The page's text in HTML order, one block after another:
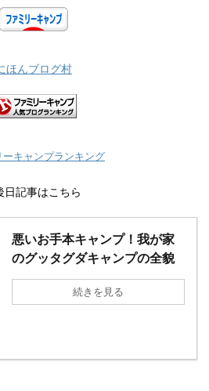
ほんブログ村
ーキャンプランキング
日記事はこちら
悪いお手本キャンプ！我が家
のグッタグダキャンプの全貌
続きを見る